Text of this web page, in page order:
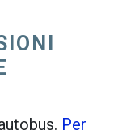
Per